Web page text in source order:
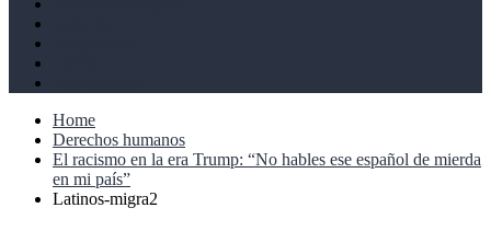
Home
Derechos humanos
El racismo en la era Trump: “No hables ese español de mierda
en mi país”
Latinos-migra2